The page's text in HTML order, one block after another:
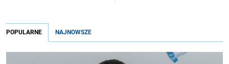
POPULARNE NAJNOWSZE